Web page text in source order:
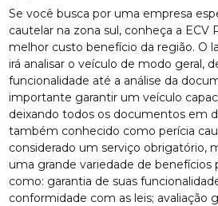
Se você busca por uma empresa
cautelar na zona sul, conheça a ECV
melhor custo benefício da região. O
irá analisar o veículo de modo geral,
funcionalidade até a análise da
importante garantir um veículo
deixando todos os documentos em
também conhecido como perícia
considerado um serviço obrigatório,
uma grande variedade de benefícios
como: garantia de suas
conformidade com as leis; avaliação